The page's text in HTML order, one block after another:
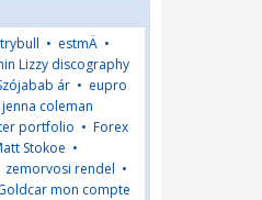
• estmÄ •
Lizzy discography
ár • eupro
jenna coleman
portfolio • Forex
Stokoe •
zemorvosi rendel •
mon compte